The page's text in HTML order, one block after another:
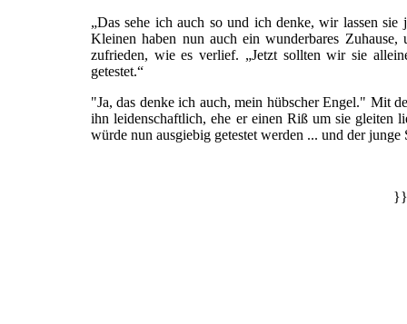
„Das sehe ich auch so und ich denke, wir lassen
Kleinen haben nun auch ein wunderbares
zufrieden, wie es verlief. „Jetzt sollten wir sie
getestet.“
"Ja, das denke ich auch, mein hübscher Engel." Mit
ihn leidenschaftlich, ehe er einen Riß um sie gleiten
würde nun ausgiebig getestet werden ... und der